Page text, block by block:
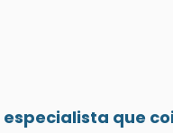
que